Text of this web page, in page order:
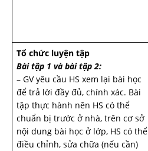
Tổ chức luyện tập
Bài tập 1 và bài tập 2:
– GV yêu cầu HS xem lại bài học
để trả lời đầy đủ, chính xác. Bài
tập thực hành nên HS có thể
chuẩn bị trước ở nhà, trên cơ sở
nội dung bài học ở lớp, HS có thể
điều chỉnh, sửa chữa (nếu cần)